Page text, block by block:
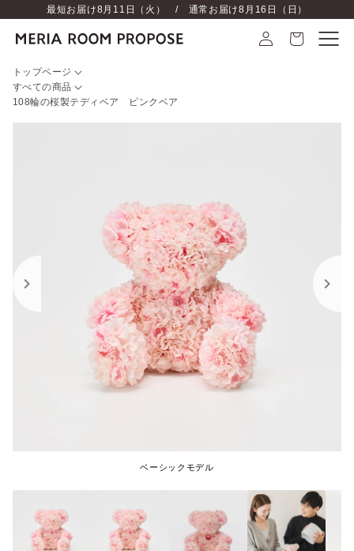
最短お届け8月11日（火） / 通常お届け8月16日（日）
トップページ
すべての商品
108輪の桜製テディベア ピンクベア
ベーシックモデル